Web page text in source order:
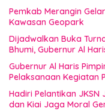
Pemkab Merangin
Kawasan Geopark
Dijadwalkan Buka
Bhumi, Gubernur Al
Gubernur Al Haris
Pelaksanaan Kegiatan
Hadiri Pelantikan JKSN
dan Kiai Jaga Moral